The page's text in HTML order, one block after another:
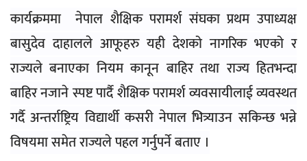
कार्यक्रममा नेपाल शैक्षिक परामर्श संघका प्रथम उपाध्यक्ष
बासुदेव दाहालले आफूहरु यही देशको नागरिक भएको र
राज्यले बनाएका नियम कानून बाहिर तथा राज्य हितभन्दा
बाहिर नजाने स्पष्ट पार्दै शैक्षिक परामर्श व्यवसायीलाई व्यवस्थत
गर्दै अन्तर्राष्ट्रिय विद्यार्थी कसरी नेपाल भित्र्याउन सकिन्छ भन्ने
विषयमा समेत राज्यले पहल गर्नुपर्ने बताए ।